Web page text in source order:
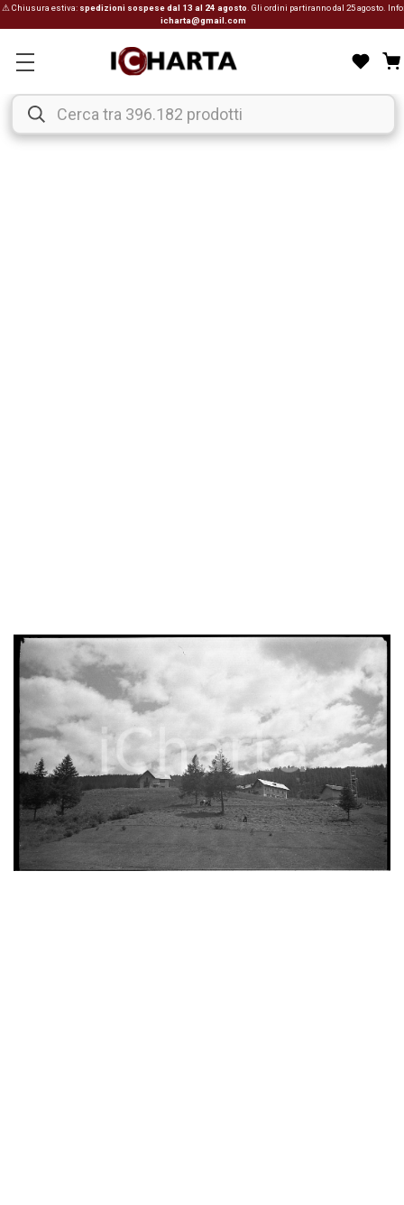
⚠ Chiusura estiva: spedizioni sospese dal 13 al 24 agosto . Gli ordini partiranno dal 25 agosto. Info:
icharta@gmail.com